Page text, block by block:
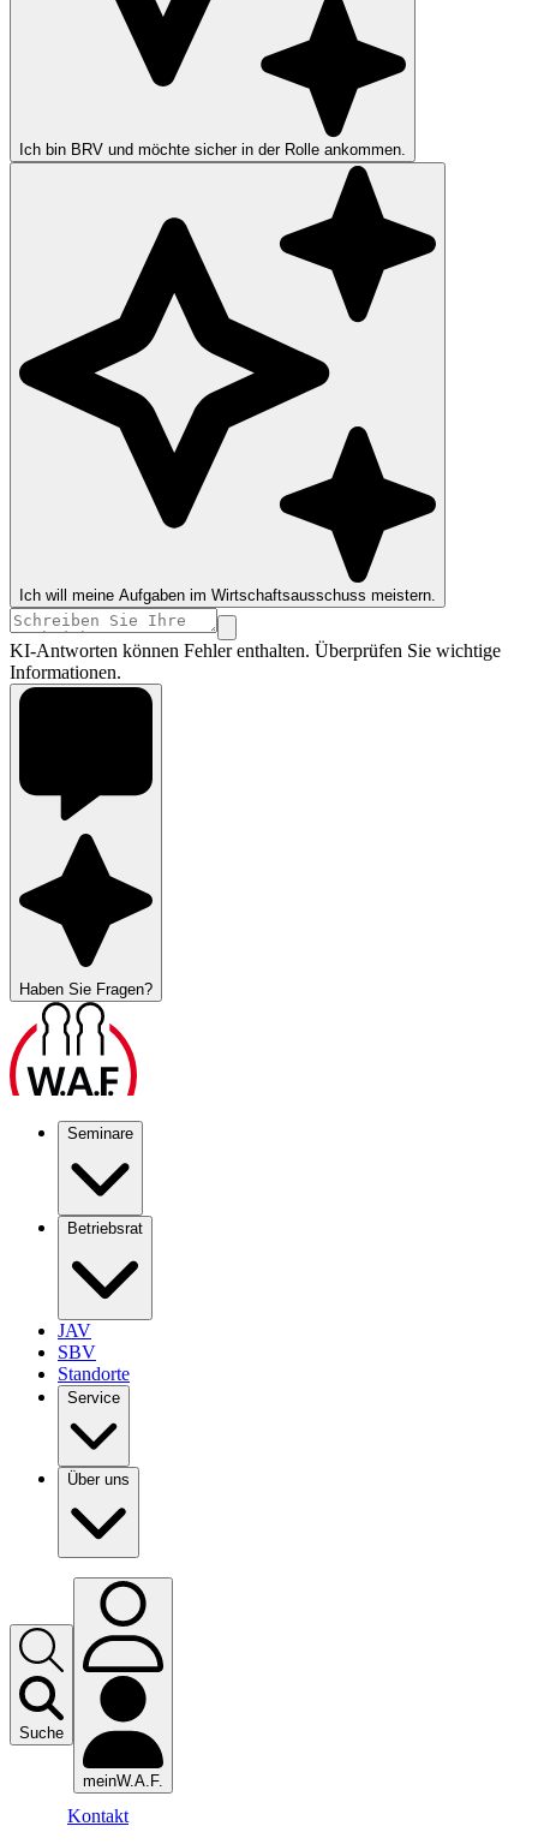
Ich bin BRV und möchte sicher in der Rolle ankommen.
Ich will meine Aufgaben im Wirtschaftsausschuss meistern.
KI-Antworten können Fehler enthalten. Überprüfen Sie wichtige
Informationen.
Haben Sie Fragen?
Seminare
Betriebsrat
JAV
SBV
Standorte
Service
Über uns
Suche
meinW.A.F.
Kontakt